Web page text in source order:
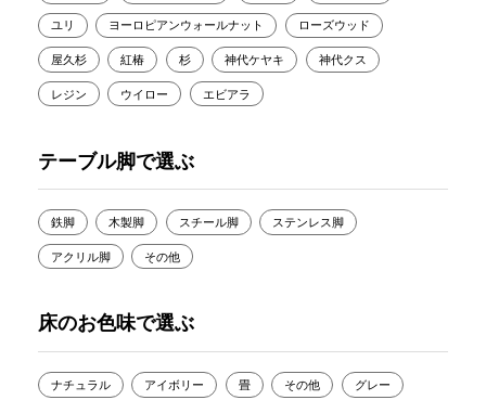
ユリ ヨーロピアンウォールナット ローズウッド
屋久杉 紅椿 杉 神代ケヤキ 神代クス
レジン ウイロー エビアラ
テーブル脚で選ぶ
鉄脚 木製脚 スチール脚 ステンレス脚
アクリル脚 その他
床のお色味で選ぶ
ナチュラル アイボリー 畳 その他 グレー